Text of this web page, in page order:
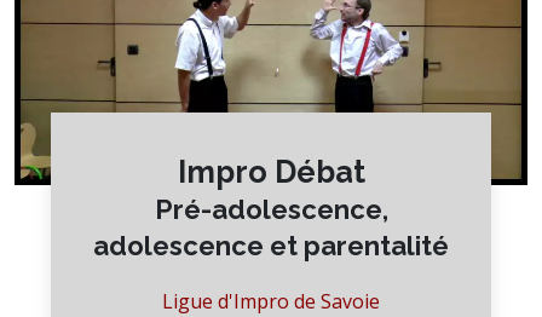
Impro Débat
Pré-adolescence,
adolescence et parentalité
Ligue d'Impro de Savoie